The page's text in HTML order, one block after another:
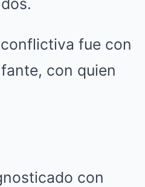
fue con
con quien
con